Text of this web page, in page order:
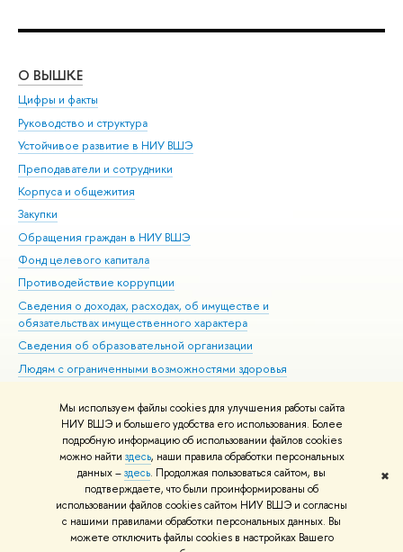
Мы используем файлы cookies для улучшения работы сайта
НИУ ВШЭ и большего удобства его использования. Более
подробную информацию об использовании файлов cookies
можно найти здесь, наши правила обработки персональных
данных –здесь. Продолжая пользоваться сайтом, вы
подтверждаете, что были проинформированы об
использовании файлов cookies сайтом НИУ ВШЭ и согласны
с нашими правилами обработки персональных данных. Вы
можете отключить файлы cookies в настройках Вашего
✖
О ВЫШКЕ
Цифры и факты
Руководство и структура
Устойчивое развитие в НИУ ВШЭ
Преподаватели и сотрудники
Корпуса и общежития
Закупки
Обращения граждан в НИУ ВШЭ
Фонд целевого капитала
Противодействие коррупции
Сведения о доходах, расходах, об имуществе и
обязательствах имущественного характера
Сведения об образовательной организации
Людям с ограниченными возможностями здоровья
Работа в Вышке
© НИУ ВШЭ 1993–2026 Адреса и контакты Условия использования
материалов Политика конфиденциальности Карта сайта
Шрифты HSE Sans и HSE Slab разработаны вШколе дизайна НИУ ВШЭ